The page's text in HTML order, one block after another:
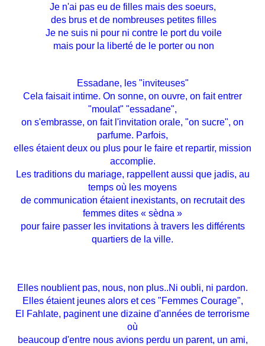
Je n'ai pas eu de filles mais des soeurs,
des brus et de nombreuses petites filles
Je ne suis ni pour ni contre le port du voile
mais pour la liberté de le porter ou non
Essadane, les "inviteuses"
Cela faisait intime. On sonne, on ouvre, on fait entrer
"moulat" "essadane",
on s'embrasse, on fait l'invitation orale, "on sucre", on
parfume. Parfois,
elles étaient deux ou plus pour le faire et repartir, mission
accomplie.
Les traditions du mariage, rappellent aussi que jadis, au
temps où les moyens
de communication étaient inexistants, on recrutait des
femmes dites « sèdna »
pour faire passer les invitations à travers les différents
quartiers de la ville.
Elles noublient pas, nous, non plus..Ni oubli, ni pardon.
Elles étaient jeunes alors et ces "Femmes Courage",
El Fahlate, paginent une dizaine d'années de terrorisme
où
beaucoup d'entre nous avions perdu un parent, un ami,